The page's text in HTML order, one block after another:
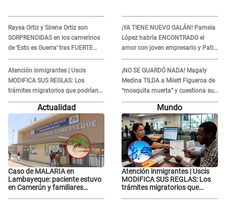
Raysa Ortiz y Sirena Ortiz son
SORPRENDIDAS en los camerinos
de ‘Esto es Guerra’ tras FUERTE
ENFRENTAMIENTO con Gabriel
Moisés: “Gracias”
Atención inmigrantes | Uscis
MODIFICA SUS REGLAS: Los
trámites migratorios que podrían
necesitar tu prueba de ADN
¡YA TIENE NUEVO GALÁN! Pamela
López habría ENCONTRADO el
amor con joven empresario y Pati
Lorena la ECHA en VIVO
¡NO SE GUARDÓ NADA! Magaly
Medina TILDA a Milett Figueroa de
“mosquita muerta” y cuestiona su
RECONCILIACIÓN con Marcelo
Tinelli en TV argentina
Actualidad
Caso de MALARIA en
Lambayeque: paciente estuvo
en Camerún y familiares
Mundo
Atención inmigrantes | Uscis
MODIFICA SUS REGLAS: Los
trámites migratorios que